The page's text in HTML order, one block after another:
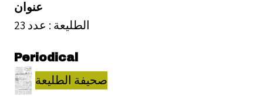
عنوان
الطليعة : عدد 23
Periodical
صحيفة الطليعة